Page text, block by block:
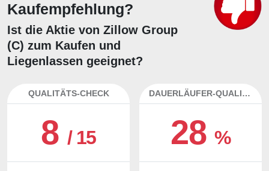
Kaufempfehlung?
Ist die Aktie von Zillow Group
(C) zum Kaufen und
Liegenlassen geeignet?
QUALITÄTS-CHECK
8/ 15
DAUERLÄUFER-QUALITÄTEN
28%